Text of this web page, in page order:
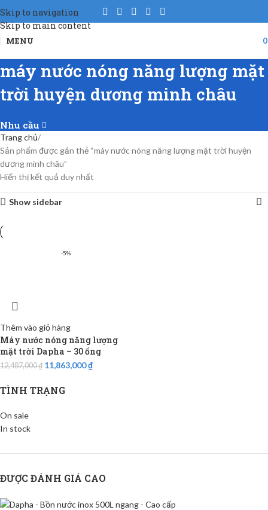
Skip to navigation
Skip to main content
MENU
máy nước nóng năng lượng mặt
trời huyện dương minh châu
Nhu cầu
TÌNH TRẠNG
On sale
In stock
ĐƯỢC ĐÁNH GIÁ CAO
Trang chủ
Sản phẩm được gắn thẻ “máy nước nóng năng lượng mặt trời huyện
dương minh châu”
Hiển thị kết quả duy nhất
Show sidebar
-5%
Thêm vào giỏ hàng
Máy nước nóng năng lượng
mặt trời Dapha – 30 ống
12,487,000₫ 11,863,000₫